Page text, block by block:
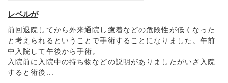
レベルが
前回退院してから外来通院し癒着などの危険性が低くなった
と考えられるということで手術することになりました。午前
中入院して午後から手術。
入院前に入院中の持ち物などの説明がありましたがいざ入院
すると術後...